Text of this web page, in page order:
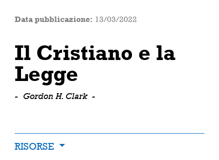
Data pubblicazione: 13/03/2022
Il Cristiano e la
Legge
- Gordon H. Clark -
RISORSE